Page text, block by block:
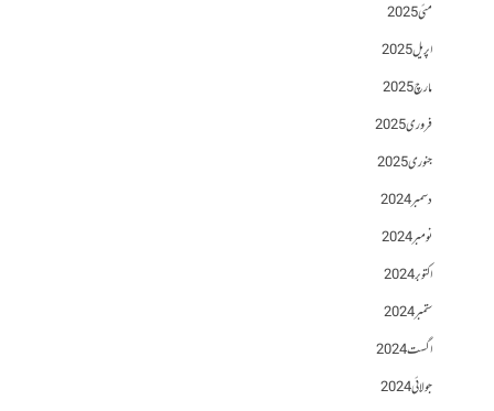
مئی 2025
اپریل 2025
مارچ 2025
فروری 2025
جنوری 2025
دسمبر 2024
نومبر 2024
اکتوبر 2024
ستمبر 2024
اگست 2024
جولائی 2024